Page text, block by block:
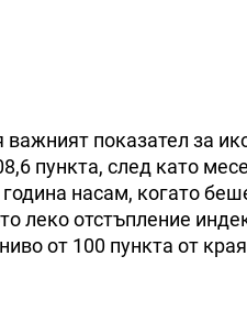
показател за
пункта, след като
насам, когато
леко отстъпление
от 100 пункта от